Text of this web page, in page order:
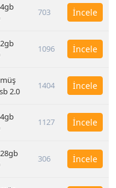
703 İncele
1096 İncele
2.0
1404 İncele
1127 İncele
306 İncele